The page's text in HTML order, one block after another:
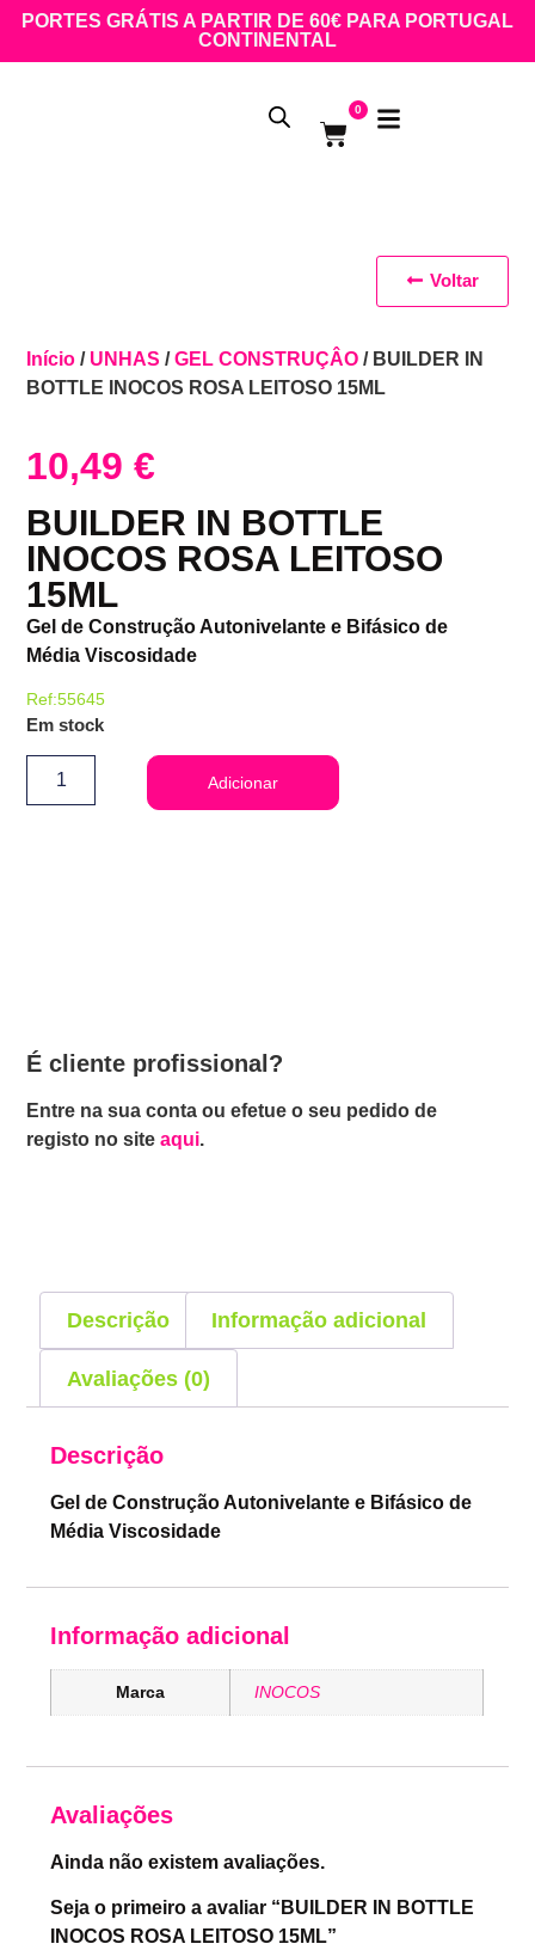
PORTES GRÁTIS A PARTIR DE 60€ PARA PORTUGAL
CONTINENTAL
0
Início / UNHAS /GEL CONSTRUÇÂO / BUILDER IN
BOTTLE INOCOS ROSA LEITOSO 15ML
10,49€
BUILDER IN BOTTLE
INOCOS ROSA LEITOSO
15ML
Gel de Construção Autonivelante e Bifásico de
Média Viscosidade
Ref:55645
Em stock
Adicionar
É cliente profissional?
Entre na sua conta ou efetue o seu pedido de
registo no siteaqui.
Voltar
Descrição Informação adicional
Avaliações (0)
Descrição
Gel de Construção Autonivelante e Bifásico de
Média Viscosidade
Informação adicional
Marca INOCOS
Avaliações
Ainda não existem avaliações.
Seja o primeiro a avaliar “BUILDER IN BOTTLE
INOCOS ROSA LEITOSO 15ML”